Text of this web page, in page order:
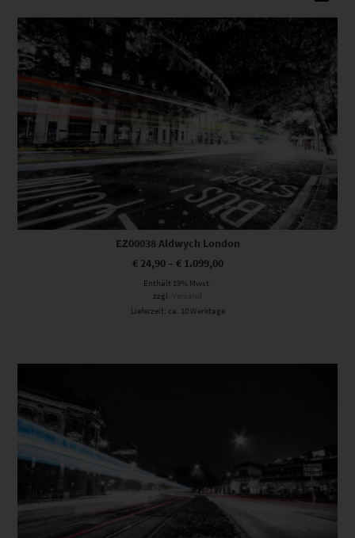
Dieses Produkt weist mehrere Varianten auf. Die Optionen können auf der Produktseite gewählt werden
EZ00038 Aldwych London
€24,90– €1.099,00
Enthält 19% Mwst.
zzgl. Versand
Lieferzeit: ca. 10 Werktage
Dieses Produkt weist mehrere Varianten auf. Die Optionen können auf der Produktseite gewählt werden